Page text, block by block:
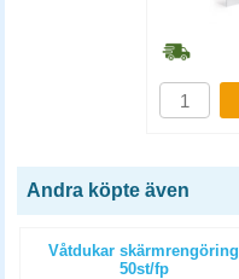
Andra köpte även
Våtdukar skärmrengöring
50st/fp